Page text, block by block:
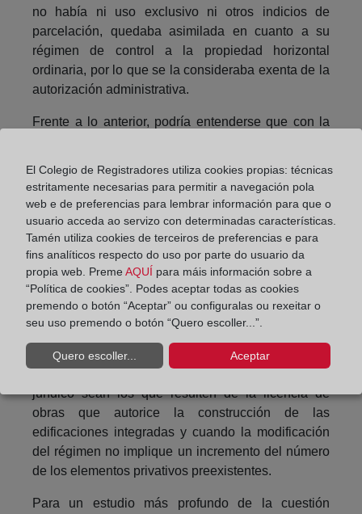
no había ni uso exclusivo ni otros indicios de
parcelación, quedaba asimilada en cuanto a su
régimen de control a la propiedad horizontal
ordinaria, por lo que se la consideraba exenta de la
autorización administrativa.
Frente a lo anterior, podría entenderse que con la
normas estatales sobre control administrativo de los
complejos inmobiliarios y de la propiedad
horizontal, finalmente habría quedado unificado el
régimen jurídico de dicho control, que determina la
exigibilidad de la autorización administrativa para la
constitución y modificación tanto de los complejos
inmobiliarios como de la propiedad horizontal (en
sus dos manifestaciones, ordinaria y tumbada), con
este requisito cuando el número y características de
jurídico sean los que resulten de la licencia de
obras que autorice la construcción de las
edificaciones integradas y cuando la modificación
del régimen no implique un incremento del número
de los elementos privativos preexistentes.
Para un estudio más profundo de la cuestión
El Colegio de Registradores utiliza cookies propias: técnicas
estritamente necesarias para permitir a navegación pola
web e de preferencias para lembrar información para que o
usuario acceda ao servizo con determinadas características.
Tamén utiliza cookies de terceiros de preferencias e para
fins analíticos respecto do uso por parte do usuario da
propia web. Preme AQUÍ para máis información sobre a
“Política de cookies”. Podes aceptar todas as cookies
premendo o botón “Aceptar” ou configuralas ou rexeitar o
seu uso premendo o botón “Quero escoller...”.
Quero escoller... Aceptar